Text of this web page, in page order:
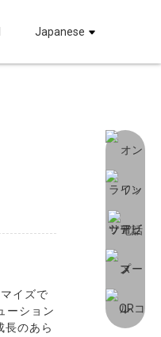
Japanese
イズで
ーション
長のあら